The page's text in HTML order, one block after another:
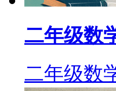
二年级数
二年级数